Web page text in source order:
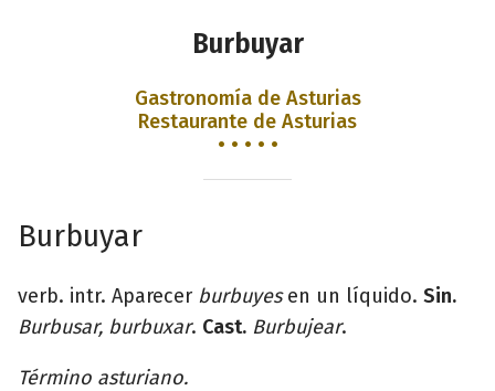
Burbuyar
Gastronomía de Asturias
Restaurante de Asturias
• • • • •
Burbuyar
verb. intr. Aparecer burbuyesen un líquido. Sin.
Burbusar, burbuxar. Cast. Burbujear.
Término asturiano.